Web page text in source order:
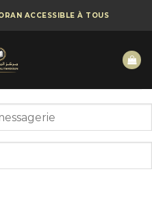
ACCESSIBLE À TOUS